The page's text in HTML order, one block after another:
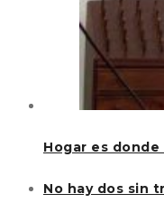
Hogar es
No hay dos sin